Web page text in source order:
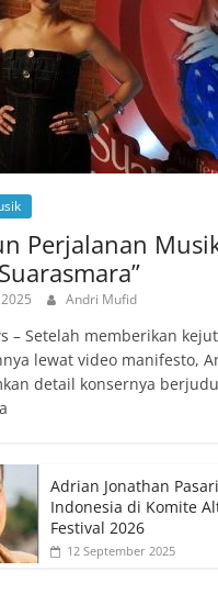
Perjalanan
Andri Mufid
– Setelah memberikan
lewat video manifesto,
detail konsernya
Adrian Jonathan
Indonesia di Komite
Festival 2026
12 September 2025